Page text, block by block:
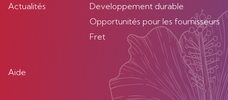
Actualités
Developpement durable
Opportunités pour les fournisseurs
Fret
Aide